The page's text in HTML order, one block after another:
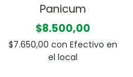
Panicum
$8.500,00
$7.650,00 con Efectivo en
el local